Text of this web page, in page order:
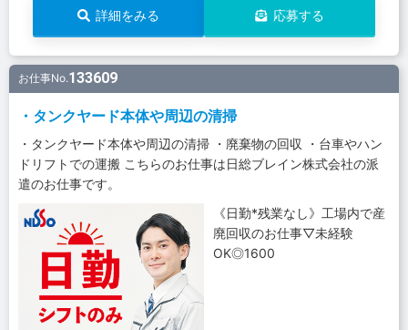
詳細をみる 応募する
お仕事No.133609
・タンクヤード本体や周辺の清掃
・タンクヤード本体や周辺の清掃 ・廃棄物の回収 ・台車やハン
ドリフトでの運搬 こちらのお仕事は日総ブレイン株式会社の派
遣のお仕事です。
《日勤*残業なし》工場内で産
廃回収のお仕事▽未経験
OK◎1600